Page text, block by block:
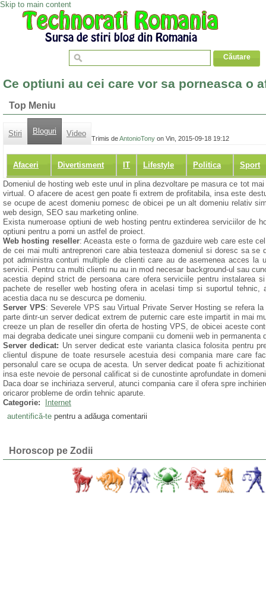
Skip to main content
Ce optiuni au cei care vor sa porneasca o
Top Meniu
Stiri Bloguri Video
Afaceri Divertisment IT Lifestyle Politica Sport
Trimis deAntonioTony on Vin, 2015-09-18 19:12
Domeniul de hosting web este unul in plina dezvoltare pe masura ce tot
virtual. O afacere de acest gen poate fi extrem de profitabila, insa este
se ocupe de acest domeniu pornesc de obicei pe un alt domeniu relativ
web design, SEO sau marketing online.
Exista numeroase optiuni de web hosting pentru extinderea serviciilor de
optiuni pentru a porni un astfel de proiect.
Web hosting reseller: Aceasta este o forma de gazduire web care este
de cei mai multi antreprenori care abia testeaza domeniul si doresc sa
pot administra conturi multiple de clienti care au de asemenea acces la
servicii. Pentru ca multi clienti nu au in mod necesar background-ul sau
acestia depind strict de persoana care ofera serviciile pentru instalarea
pachete de reseller web hosting ofera in acelasi timp si suportul
acestia daca nu se descurca pe domeniu.
Server VPS: Severele VPS sau Virtual Private Server Hosting se refera
parte dintr-un server dedicat extrem de puternic care este impartit in mai
creeze un plan de reseller din oferta de hosting VPS, de obicei aceste
mai degraba dedicate unei singure companii cu domenii web in permanenta
Server dedicat: Un server dedicat este varianta clasica folosita pentru
clientul dispune de toate resursele acestuia desi compania mare care
personalul care se ocupa de acesta. Un server dedicat poate fi
insa este nevoie de personal calificat si de cunostinte aprofundate in
Daca doar se inchiriaza serverul, atunci compania care il ofera spre
oricaror probleme de ordin tehnic aparute.
Categorie:
Internet
autentifică-tepentru a adăuga comentarii
Horoscop pe Zodii